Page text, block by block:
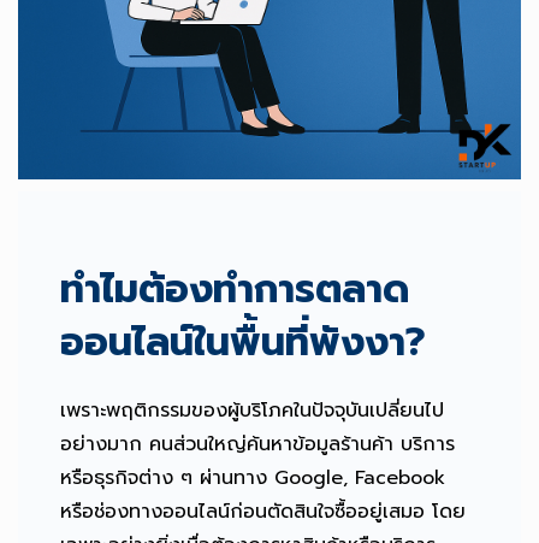
ทำไมต้องทำการตลาด
ออนไลน์ในพื้นที่พังงา?
เพราะพฤติกรรมของผู้บริโภคในปัจจุบันเปลี่ยนไป
อย่างมาก คนส่วนใหญ่ค้นหาข้อมูลร้านค้า บริการ
หรือธุรกิจต่าง ๆ ผ่านทาง Google, Facebook
หรือช่องทางออนไลน์ก่อนตัดสินใจซื้ออยู่เสมอ โดย